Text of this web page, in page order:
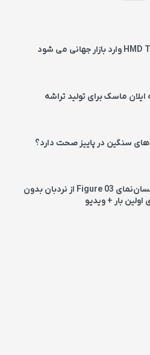
ایلان ماسک برای تولید تراشه
های سنگین در پاییز صحت دارد؟
بالا رفتن ربات انسان‌نمای Figure 03 از نردبان بدون
بار + ویدیو